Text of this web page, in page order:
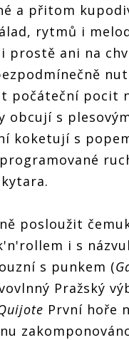
a přitom
rytmů i
prostě ani na
počáteční pocit
obcují s
koketují s
posloužit
i s
s punkem (
Pražský
První hoře